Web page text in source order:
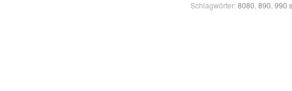
Schlagwörter:8080,890,990